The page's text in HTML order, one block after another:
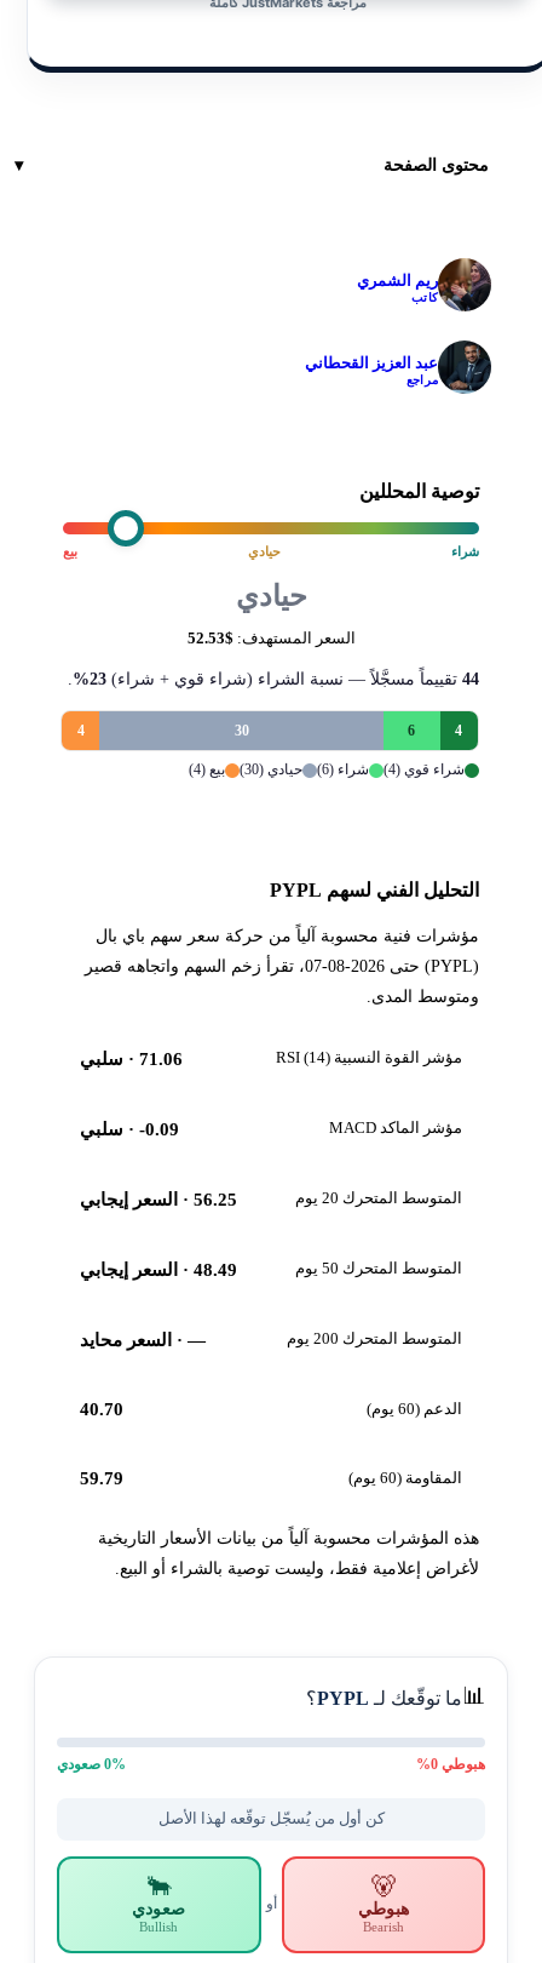
محتوى الصفحة
ريم الشمري
كاتب
عبد العزيز القحطاني
مراجع
توصية المحللين
بيع حيادي شراء
حيادي
السعر المستهدف: $52.53
44تقييماً مسجَّلاً — نسبة الشراء (شراء قوي + شراء) 23%
.
4
6
30
4
شراء قوي (4) شراء (6) حيادي (30) بيع (4)
التحليل الفني لسهم PYPL
مؤشرات فنية محسوبة آلياً من حركة سعر سهم باي بال
(PYPL) حتى 2026-08-07، تقرأ زخم السهم واتجاهه قصير
ومتوسط المدى.
مؤشر القوة النسبية RSI (14) 71.06· سلبي
مؤشر الماكد MACD -0.09· سلبي
المتوسط المتحرك 20 يوم 56.25· السعر إيجابي
المتوسط المتحرك 50 يوم 48.49· السعر إيجابي
المتوسط المتحرك 200 يوم —· السعر محايد
الدعم (60 يوم) 40.70
المقاومة (60 يوم) 59.79
هذه المؤشرات محسوبة آلياً من بيانات الأسعار التاريخية
لأغراض إعلامية فقط، وليست توصية بالشراء أو البيع.
📊ما توقّعك لـPYPL؟
هبوطي0
%
0% صعودي
كن أول من يُسجّل توقّعه لهذا الأصل
🐻
هبوطي
Bearish
أو
🐂
صعودي
Bullish